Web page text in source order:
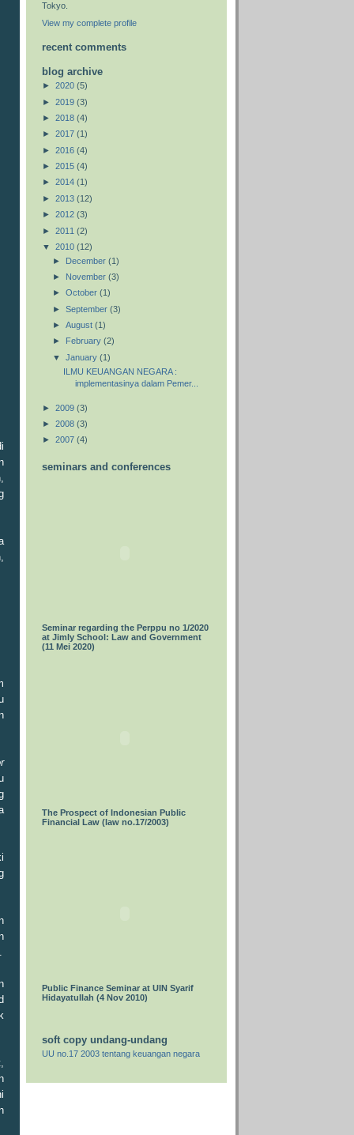
Tokyo.
View my complete profile
recent comments
blog archive
► 2020 (5)
► 2019 (3)
► 2018 (4)
► 2017 (1)
► 2016 (4)
► 2015 (4)
► 2014 (1)
► 2013 (12)
► 2012 (3)
► 2011 (2)
▼ 2010 (12)
► December (1)
► November (3)
► October (1)
► September (3)
► August (1)
►
February (2)
▼ January (1)
ILMU KEUANGAN NEGARA :
implementasinya dalam Pemer...
► 2009 (3)
► 2008 (3)
► 2007 (4)
seminars and conferences
Seminar regarding the Perppu no 1/2020
at Jimly School: Law and Government
(11 Mei 2020)
The Prospect of Indonesian Public
Financial Law (law no.17/2003)
Public Finance Seminar at UIN Syarif
Hidayatullah (4 Nov 2010)
soft copy undang-undang
UU no.17 2003 tentang keuangan negara